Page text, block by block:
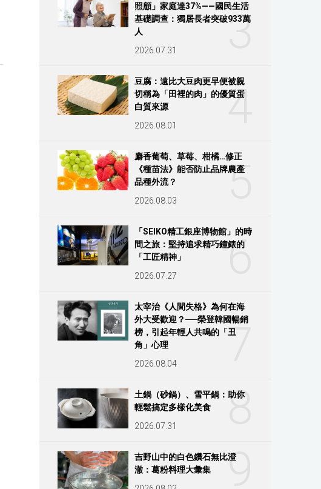
3
照顧」家庭達37%——國民生活
基礎調查：獨居長者突破933萬
人
2026.07.31
4
豆腐：遠比大豆肉更早便被親
切稱為「田裡的肉」的優質蛋
白質來源
2026.08.01
5
麝香葡萄、草莓、柑橘…修正
《種苗法》能否防止品牌農產
品種外流？
2026.08.03
6
「SEIKO精工銀座博物館」的時
間之旅：堅持追求精巧鐘錶的
「工匠精神」
2026.07.27
7
太宰治《人間失格》為何在海
外大受歡迎？──榮登韓國暢銷
榜，引起年輕人共鳴的「丑
角」心理
2026.08.04
8
土鍋（砂鍋）、雪平鍋：助你
輕鬆搞定多樣化美食
2026.07.31
9
吉野山中的白色鑽石無比澄
澈：葛粉料理大彙集